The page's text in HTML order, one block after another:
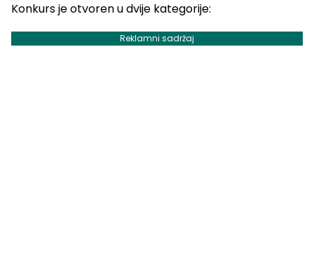
Konkurs je otvoren u dvije kategorije:
Reklamni sadržaj